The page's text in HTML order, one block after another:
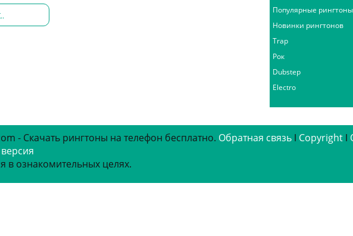
Популярные рингтоны
Новинки рингтонов
Trap
Рок
Dubstep
Electro
- Скачать рингтоны на телефон бесплатно. Обратная связь ǀ Copyright ǀ
в ознакомительных целях.